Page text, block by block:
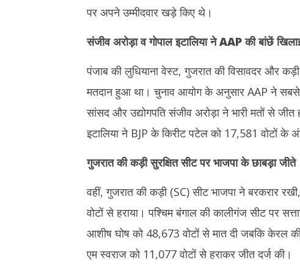
पर अपने उम्मीदवार खड़े किए थे।
संजीव अरोड़ा व गोपाल इटालिया नेAAPकी बांछें
पंजाब की लुधियाना वेस्ट, गुजरात की विसावदर और
मतदान हुआ था। चुनाव आयोग के अनुसार AAP ने सबसे
सांसद और उद्योगपति संजीव अरोड़ा ने भारी मतों से
इटालिया ने BJP के किरीट पटेल को 17,581 वोटों के
गुजरात की कड़ी सुरक्षित सीट पर भाजपा के छाबड़ा जीते
वहीं, गुजरात की कड़ी (SC) सीट भाजपा ने बरकरार
वोटों से हराया। पश्चिम बंगाल की कालीगंज सीट पर
आशीष घोष को 48,673 वोटों से मात दी जबकि केरल
एम स्वराज को 11,077 वोटों से हराकर जीत दर्ज की।